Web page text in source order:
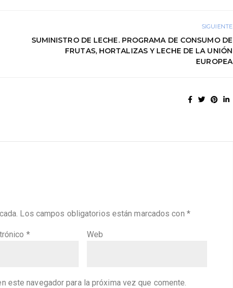
SIGUIENTE
SUMINISTRO DE LECHE. PROGRAMA DE CONSUMO DE
FRUTAS, HORTALIZAS Y LECHE DE LA UNIÓN
EUROPEA
Los campos obligatorios están marcados con *
* Web
este navegador para la próxima vez que comente.